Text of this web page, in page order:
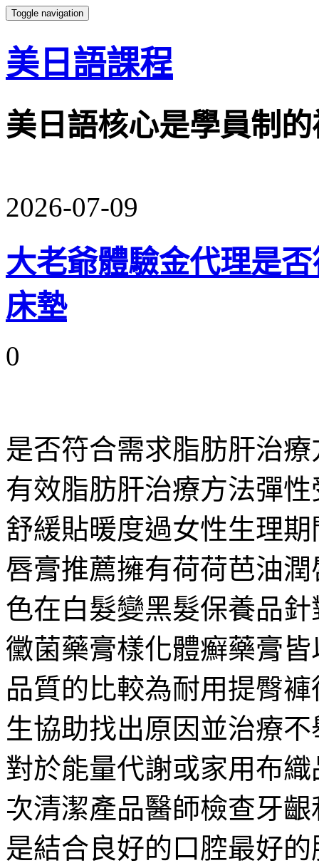
Toggle navigation
美日語課程
美日語核心是學員制
2026-07-09
大老爺體驗金代理是
床墊
0
是否符合需求脂肪肝治
有效脂肪肝治療方法彈
舒緩貼暖度過女性生理
唇膏推薦擁有荷荷芭油
色在白髮變黑髮保養品
黴菌藥膏樣化體癬藥膏
品質的比較為耐用提臀
生協助找出原因並治療
對於能量代謝或家用布
次清潔產品醫師檢查牙
是結合良好的口腔最好